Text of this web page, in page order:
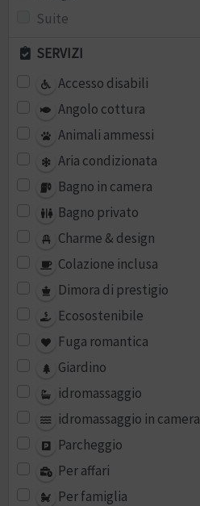
Suite
SERVIZI
Accesso disabili
Angolo cottura
Animali ammessi
Aria condizionata
Bagno in camera
Bagno privato
Charme & design
Colazione inclusa
Dimora di prestigio
Ecosostenibile
Fuga romantica
Giardino
idromassaggio
idromassaggio in camera
Parcheggio
Per affari
Per famiglia